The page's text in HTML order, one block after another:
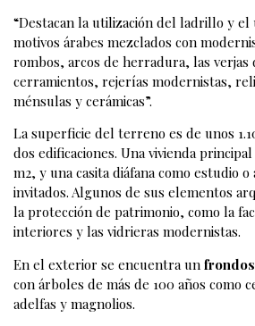
“Destacan la utilización del ladrillo y el
motivos árabes mezclados con
rombos, arcos de herradura, las verjas
cerramientos, rejerías modernistas,
ménsulas y cerámicas”.
La superficie del terreno es de unos
dos edificaciones. Una vivienda
m2, y una casita diáfana como estudio
invitados. Algunos de sus elementos
la protección de patrimonio, como la
interiores y las vidrieras modernistas.
En el exterior se encuentra un
con árboles de más de 100 años como
adelfas y magnolios.